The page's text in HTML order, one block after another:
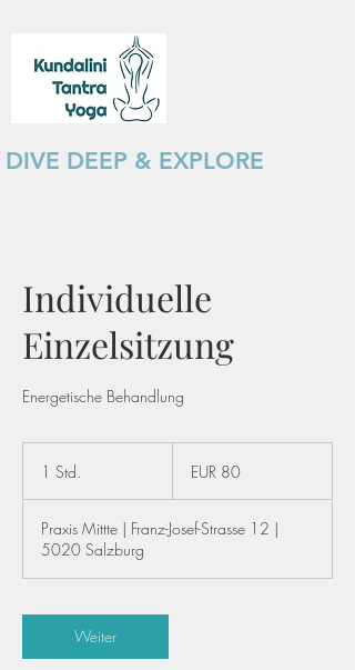
DIVE DEEP & EXPLORE
Individuelle
Einzelsitzung
Energetische Behandlung
1 Std.
d
EUR 80
Praxis Mittte | Franz-Josef-Strasse 12 |
5020 Salzburg
Weiter